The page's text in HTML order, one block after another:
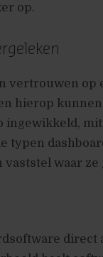
op.
vertrouwen op
hierop
ingewikkeld,
typen
waar
direct